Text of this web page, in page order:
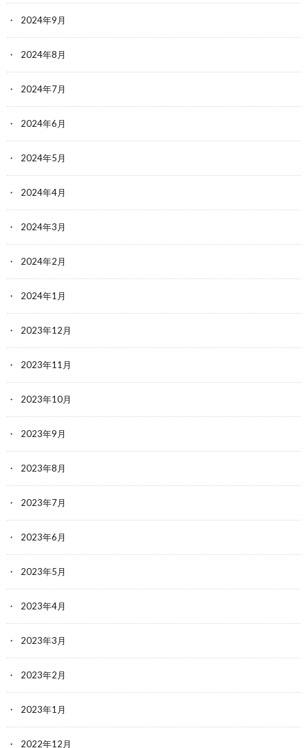
2024年9月
2024年8月
2024年7月
2024年6月
2024年5月
2024年4月
2024年3月
2024年2月
2024年1月
2023年12月
2023年11月
2023年10月
2023年9月
2023年8月
2023年7月
2023年6月
2023年5月
2023年4月
2023年3月
2023年2月
2023年1月
2022年12月